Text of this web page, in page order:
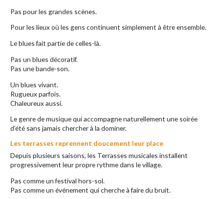
Pas pour les grandes scènes.
Pour les lieux où les gens continuent simplement à être ensemble.
Le blues fait partie de celles-là.
Pas un blues décoratif.
Pas une bande-son.
Un blues vivant.
Rugueux parfois.
Chaleureux aussi.
Le genre de musique qui accompagne naturellement une soirée
d’été sans jamais chercher à la dominer.
Les terrasses reprennent doucement leur place
Depuis plusieurs saisons, les Terrasses musicales installent
progressivement leur propre rythme dans le village.
Pas comme un festival hors-sol.
Pas comme un événement qui cherche à faire du bruit.